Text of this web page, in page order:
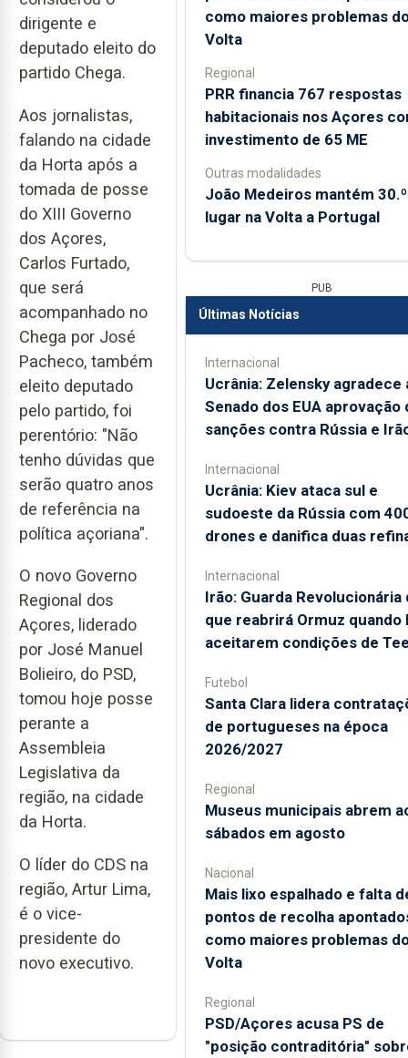
dirigente e
deputado eleito do
partido Chega.
Aos jornalistas,
falando na cidade
da Horta após a
tomada de posse
do XIII Governo
dos Açores,
Carlos Furtado,
que será
acompanhado no
Chega por José
Pacheco, também
eleito deputado
pelo partido, foi
perentório: "Não
tenho dúvidas que
serão quatro anos
de referência na
política açoriana".
O novo Governo
Regional dos
Açores, liderado
por José Manuel
Bolieiro, do PSD,
tomou hoje posse
perante a
Assembleia
Legislativa da
região, na cidade
da Horta.
O líder do CDS na
região, Artur Lima,
é o vice-
presidente do
novo executivo.
como maiores problemas
Volta
Regional
PRR financia 767 respostas
habitacionais nos Açores
investimento de 65 ME
Outras modalidades
João Medeiros mantém 30.º
lugar na Volta a Portugal
PUB
Últimas Notícias
Internacional
Ucrânia: Zelensky agradece
Senado dos EUA aprovação
sanções contra Rússia e
Internacional
Ucrânia: Kiev ataca sul e
sudoeste da Rússia com
drones e danifica duas
Internacional
Irão: Guarda Revolucionária
que reabrirá Ormuz quando
aceitarem condições de
Futebol
Santa Clara lidera
de portugueses na época
2026/2027
Regional
Museus municipais abrem
sábados em agosto
Nacional
Mais lixo espalhado e falta
pontos de recolha
como maiores problemas
Volta
Regional
PSD/Açores acusa PS de
"posição contraditória"